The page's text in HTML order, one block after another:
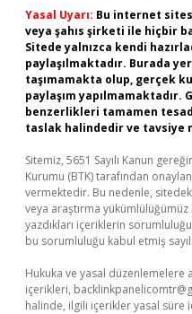
Yasal Uyarı: Bu internet
veya şahıs şirketi ile hiçbir
Sitede yalnızca kendi
paylaşılmaktadır. Burada
taşımamakta olup, gerçek
paylaşım
benzerlikleri tamamen
taslak halindedir ve tavsiye
Sitemiz, 5651 Sayılı Kanun
Kurumu (BTK) tarafından
vermektedir. Bu nedenle,
veya araştırma
yazdıkları içeriklerin
bu sorumluluğu kabul etmiş
Hukuka ve yasal düzenlemelere
içerikleri,
halinde, ilgili içerikler yasal süre